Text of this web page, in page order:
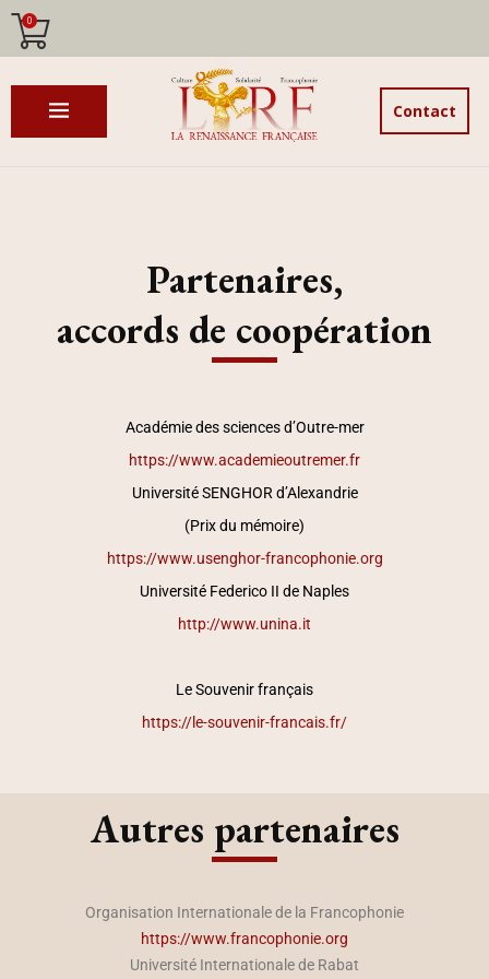
0
Contact
Partenaires,
accords de coopération
Académie des sciences d’Outre-mer
https://www.academieoutremer.fr
Université SENGHOR d’Alexandrie
(Prix du mémoire)
https://www.usenghor-francophonie.org
Université Federico II de Naples
http://www.unina.it
Le Souvenir français
https://le-souvenir-francais.fr/
Autres partenaires
Organisation Internationale de la Francophonie
https://www.francophonie.org
Université Internationale de Rabat